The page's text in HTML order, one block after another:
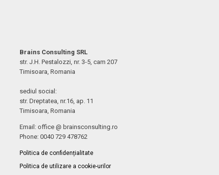
Brains Consulting SRL
str. J.H. Pestalozzi, nr. 3-5, cam 207
Timisoara, Romania
sediul social:
str. Dreptatea, nr.16, ap. 11
Timisoara, Romania
Email: office @ brainsconsulting.ro
Phone: 0040 729 478762
Politica de confidențialitate
Politica de utilizare a cookie-urilor